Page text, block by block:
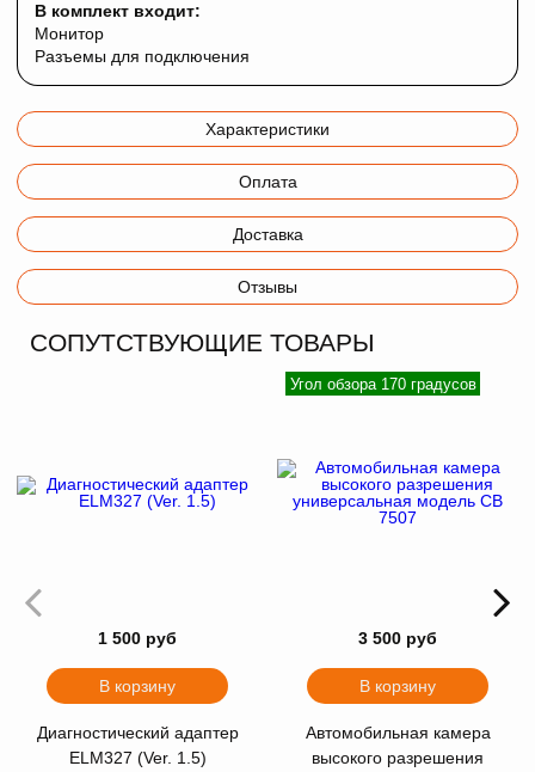
В комплект входит:
Монитор
Разъемы для подключения
Характеристики
Оплата
Доставка
Отзывы
СОПУТСТВУЮЩИЕ ТОВАРЫ
1 500 руб
В корзину
Диагностический адаптер
ELM327 (Ver. 1.5)
Угол обзора 170 градусов
3 500 руб
В корзину
Автомобильная камера
высокого разрешения